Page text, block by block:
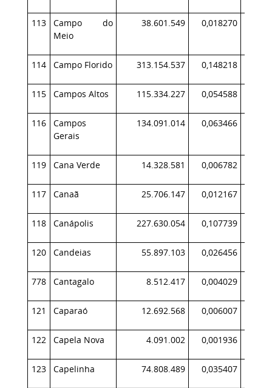
113
Campo do
Meio
38.601.549 0,018270
114 Campo Florido 313.154.537 0,148218
115 Campos Altos 115.334.227 0,054588
116
Campos
Gerais
134.091.014 0,063466
119 Cana Verde 14.328.581 0,006782
117 Canaã 25.706.147 0,012167
118 Canápolis 227.630.054 0,107739
120 Candeias 55.897.103 0,026456
778 Cantagalo 8.512.417 0,004029
121 Caparaó 12.692.568 0,006007
122 Capela Nova 4.091.002 0,001936
123 Capelinha 74.808.489 0,035407